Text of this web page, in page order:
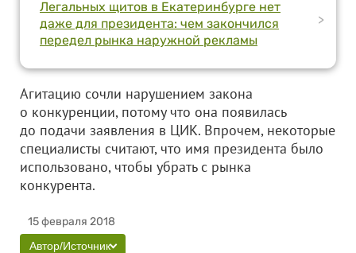
Легальных щитов в Екатеринбурге нет
даже для президента: чем закончился
передел рынка наружной рекламы
>
Агитацию сочли нарушением закона
о конкуренции, потому что она появилась
до подачи заявления в ЦИК. Впрочем, некоторые
специалисты считают, что имя президента было
использовано, чтобы убрать с рынка
конкурента.
15 февраля 2018
Автор/Источник